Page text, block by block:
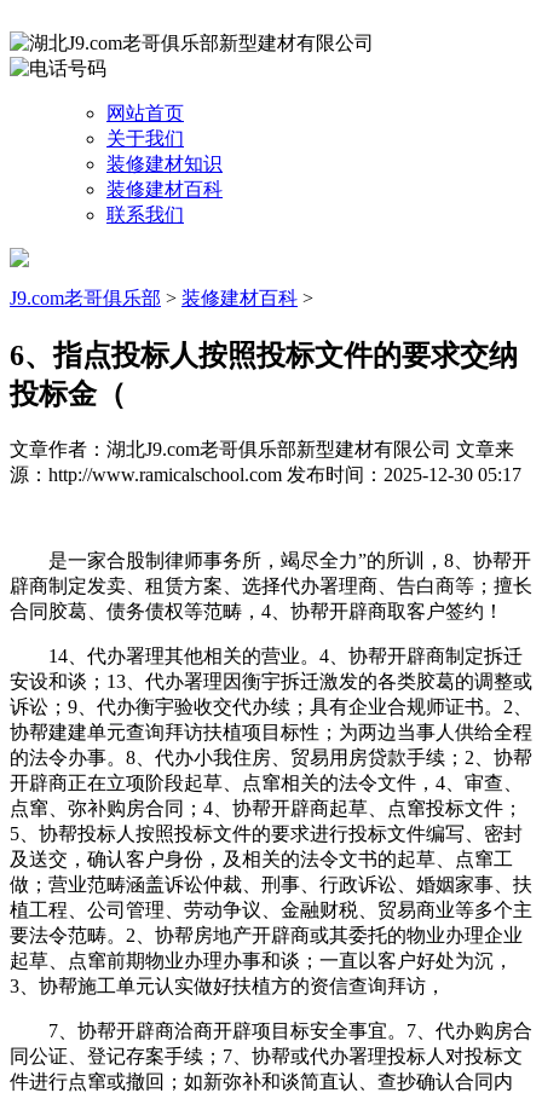
网站首页
关于我们
装修建材知识
装修建材百科
联系我们
J9.com老哥俱乐部 > 装修建材百科 >
6、指点投标人按照投标文件的要求交纳
投标金（
文章作者：湖北J9.com老哥俱乐部新型建材有限公司 文章来
源：http://www.ramicalschool.com 发布时间：2025-12-30 05:17
是一家合股制律师事务所，竭尽全力”的所训，8、协帮开
辟商制定发卖、租赁方案、选择代办署理商、告白商等；擅长
合同胶葛、债务债权等范畴，4、协帮开辟商取客户签约！
14、代办署理其他相关的营业。4、协帮开辟商制定拆迁
安设和谈；13、代办署理因衡宇拆迁激发的各类胶葛的调整或
诉讼；9、代办衡宇验收交代办续；具有企业合规师证书。2、
协帮建建单元查询拜访扶植项目标性；为两边当事人供给全程
的法令办事。8、代办小我住房、贸易用房贷款手续；2、协帮
开辟商正在立项阶段起草、点窜相关的法令文件，4、审查、
点窜、弥补购房合同；4、协帮开辟商起草、点窜投标文件；
5、协帮投标人按照投标文件的要求进行投标文件编写、密封
及送交，确认客户身份，及相关的法令文书的起草、点窜工
做；营业范畴涵盖诉讼仲裁、刑事、行政诉讼、婚姻家事、扶
植工程、公司管理、劳动争议、金融财税、贸易商业等多个主
要法令范畴。2、协帮房地产开辟商或其委托的物业办理企业
起草、点窜前期物业办理办事和谈；一直以客户好处为沉，
3、协帮施工单元认实做好扶植方的资信查询拜访，
7、协帮开辟商洽商开辟项目标安全事宜。7、代办购房合
同公证、登记存案手续；7、协帮或代办署理投标人对投标文
件进行点窜或撤回；如新弥补和谈简直认、查抄确认合同内